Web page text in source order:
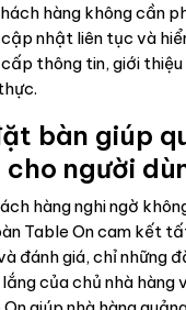
hàng không cần
nhật liên tục và
thông tin, giới
bàn giúp
người
hàng nghi ngờ
Table On cam kết
đánh giá, chỉ những
lắng của chủ nhà